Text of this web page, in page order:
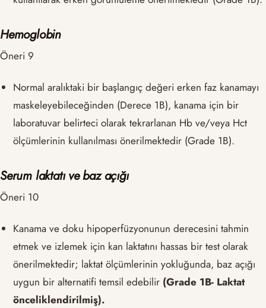
Hemoglobin
Öneri 9
Normal aralıktaki bir başlangıç ​​değeri erken faz kanamayı
maskeleyebileceğinden (Derece 1B), kanama için bir
laboratuvar belirteci olarak tekrarlanan Hb ve/veya Hct
ölçümlerinin kullanılması önerilmektedir (Grade 1B).
Serum laktatı ve baz açığı
Öneri 10
Kanama ve doku hipoperfüzyonunun derecesini tahmin
etmek ve izlemek için kan laktatını hassas bir test olarak
önerilmektedir; laktat ölçümlerinin yokluğunda, baz açığı
uygun bir alternatifi temsil edebilir (Grade 1B- Laktat
önceliklendirilmiş).